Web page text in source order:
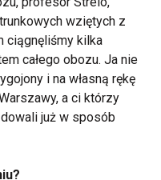
wziętych z
ciągnęliśmy kilka
całego obozu. Ja nie
i na własną rękę
a ci którzy
już w sposób